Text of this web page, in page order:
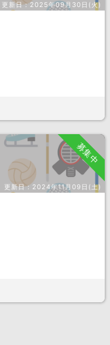
更新日：2025年09月30日(火)
募集中
更新日： 2024年11月09日(土)